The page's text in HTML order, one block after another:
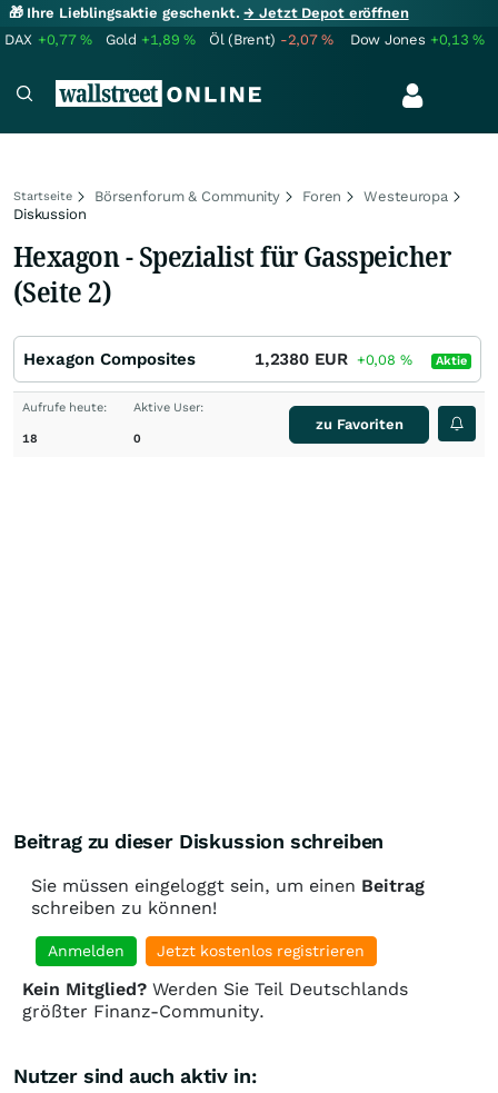
🎁 Ihre Lieblingsaktie geschenkt.→ Jetzt Depot eröffnen
DAX +0,77% Gold +1,89% Öl (Brent) -2,07% Dow Jones +0,13%
Startseite Börsenforum & Community Foren
Westeuropa
Diskussion
Hexagon - Spezialist für Gasspeicher
(Seite 2)
Hexagon Composites 1,2380 EUR +0,08 % Aktie
Aufrufe heute:
18
Aktive User:
0
zu Favoriten
Beitrag zu dieser Diskussion schreiben
Sie müssen eingeloggt sein, um einen Beitrag
schreiben zu können!
Anmelden Jetzt kostenlos registrieren
Kein Mitglied? Werden Sie Teil Deutschlands
größter Finanz-Community.
Nutzer sind auch aktiv in: